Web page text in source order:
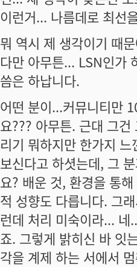
이런거... 나름데로 최선
뭐 역시 제 생각이기 때
다만 아무튼... LSN인가
씀은 하납니다.
어떤 분이...커뮤니티만
요??? 아무튼. 근대 그
리기 뭐하지만 한가지
보신다고 하셧는데, 그
요? 배운 것, 환경을 통
적 성향도 다릅니다. 그
런데 처리 미숙이라...
죠. 그렇게 밝히신 바 잇
각을 계제 하는 서에서